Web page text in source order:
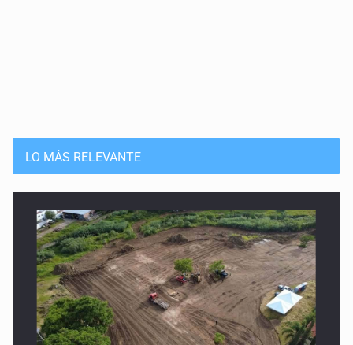
LO MÁS RELEVANTE